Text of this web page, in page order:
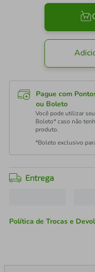
Pague com
ou Boleto
Você pode utilizar
Boleto* caso não
produto.
*Boleto exclusivo
Entrega
Política de Trocas e